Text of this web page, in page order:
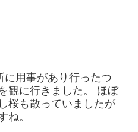
用事があり行ったつ
観に行きました。 ほぼ
桜も散っていましたが
ね。